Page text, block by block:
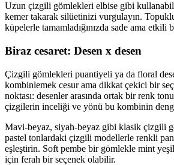
Uzun çizgili gömlekleri elbise gibi
kemer takarak silüetinizi vurgulayın.
küpelerle tamamladığınızda sade ama etkili
Biraz cesaret: Desen x desen
Çizgili gömlekleri puantiyeli ya da floral
kombinlemek cesur ama dikkat çekici bir
noktası: desenler arasında ortak bir renk
çizgilerin inceliği ve yönü bu kombinin
Mavi-beyaz, siyah-beyaz gibi klasik çizgili
pastel tonlardaki çizgili modellerle renkli
eşleştirin. Soft pembe bir gömlekle mint
için ferah bir seçenek olabilir.